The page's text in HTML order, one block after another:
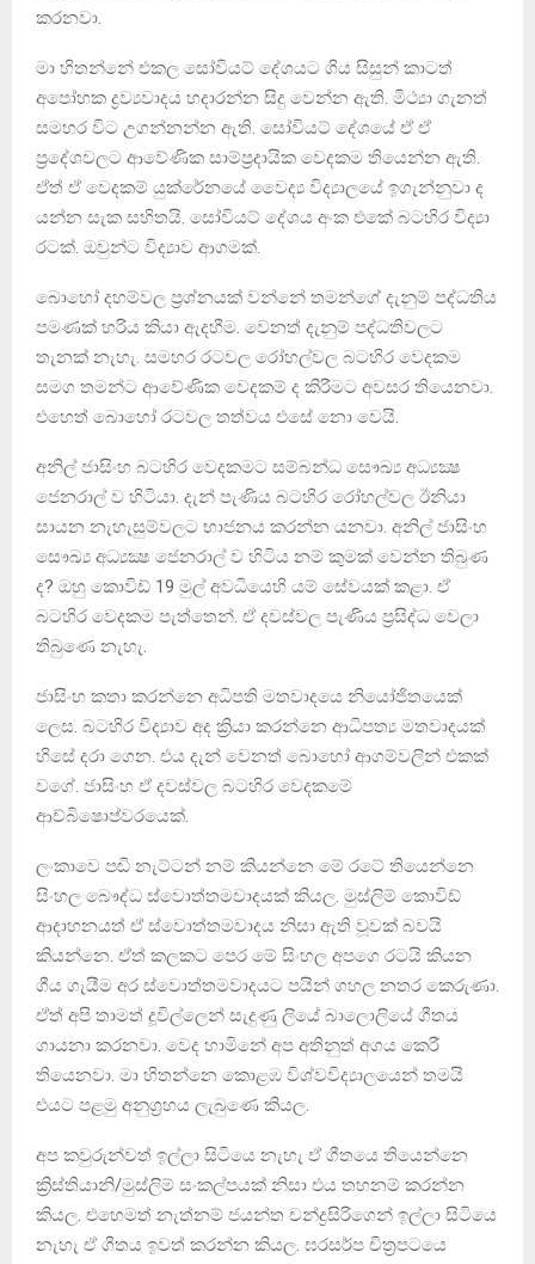
කරනවා.
මා හිතන්නේ එකල සෝවියට් දේශයට ගිය සිසුන් කාටත්
අපෝහක ද්‍රව්‍යවාදය හදාරන්න සිදු වෙන්න ඇති. මිථ්‍යා ගැනත්
සමහර විට උගන්නන්න ඇති. සෝවියට් දේශයේ ඒ ඒ
ප්‍රදේශවලට ආවේණික සාම්ප්‍රදායික වෙදකම තියෙන්න ඇති.
ඒත් ඒ වෙදකම් යුක්රේනයේ වෛද්‍ය විද්‍යාලයේ ඉගැන්නුවා ද
යන්න සැක සහිතයි. සෝවියට් දේශය අංක එකේ බටහිර විද්‍යා
රටක්. ඔවුන්ට විද්‍යාව ආගමක්.
බොහෝ දහම්වල ප්‍රශ්නයක් වන්නේ තමන්ගේ දැනුම් පද්ධතිය
පමණක් හරිය කියා ඇදහීම. වෙනත් දැනුම් පද්ධතිවලට
තැනක් නැහැ. සමහර රටවල රෝහල්වල බටහිර වෙදකම
සමග තමන්ට ආවේණික වෙදකම් ද කිරීමට අවසර තියෙනවා.
එහෙත් බොහෝ රටවල තත්වය එසේ නො වෙයි.
අනිල් ජාසිංහ බටහිර වෙදකමට සම්බන්ධ සෞඛ්‍ය අධ්‍යක්‍ෂ
ජෙනරාල් ව හිටියා. දැන් පැණිය බටහිර රෝහල්වල ඊනියා
සායන නැහැසුම්වලට භාජනය කරන්න යනවා. අනිල් ජාසිංහ
සෞඛ්‍ය අධ්‍යක්‍ෂ ජෙනරාල් ව හිටිය නම් කුමක් වෙන්න තිබුණ
ද? ඔහු කොවිඩ් 19 මුල් අවධියෙහි යම් සේවයක් කළා. ඒ
බටහිර වෙදකම පැත්තෙන්. ඒ දවස්වල පැණිය ප්‍රසිද්ධ වෙලා
තිබුණෙ නැහැ.
ජාසිංහ කතා කරන්නෙ අධිපති මතවාදයෙ නියෝජිතයෙක්
ලෙස. බටහිර විද්‍යාව අද ක්‍රියා කරන්නෙ ආධිපත්‍ය මතවාදයක්
හිසේ දරා ගෙන. එය දැන් වෙනත් බොහෝ ආගම්වලින් එකක්
වගේ. ජාසිංහ ඒ දවස්වල බටහිර වෙදකමේ
ආච්බිෂොප්වරයෙක්.
ලංකාවෙ පඬි නැට්ටන් නම් කියන්නෙ මේ රටේ තියෙන්නෙ
සිංහල බෞද්ධ ස්වොත්තමවාදයක් කියල. මුස්ලිම් කොවිඩ්
ආදාහනයත් ඒ ස්වොත්තමවාදය නිසා ඇති වූවක් බවයි
කියන්නෙ. ඒත් කලකට පෙර මේ සිංහල අපගෙ රටයි කියන
ගීය ගැයීම අර ස්වොත්තමවාදයට පයින් ගහල නතර කෙරුණා.
ඒත් අපි තාමත් දූවිල්ලෙන් සැදුණු ලියේ බාලොලියේ ගීතය
ගායනා කරනවා. වෙද හාමිනේ අප අතිනුත් අගය කෙරී
තියෙනවා. මා හිතන්නෙ කොළඹ විශ්වවිද්‍යාලයෙන් තමයි
එයට පළමු අනුග්‍රහය ලැබුණෙ කියල.
අප කවුරුන්වත් ඉල්ලා සිටියෙ නැහැ ඒ ගීතයෙ තියෙන්නෙ
ක්‍රිස්තියානි/මුස්ලිම් සංකල්පයක් නිසා එය තහනම් කරන්න
කියල. එහෙමත් නැත්නම් ජයන්ත චන්ද්‍රසිරිගෙන් ඉල්ලා සිටියෙ
නැහැ ඒ ගීතය ඉවත් කරන්න කියල. ඝරසර්ප චිත්‍රපටයෙ